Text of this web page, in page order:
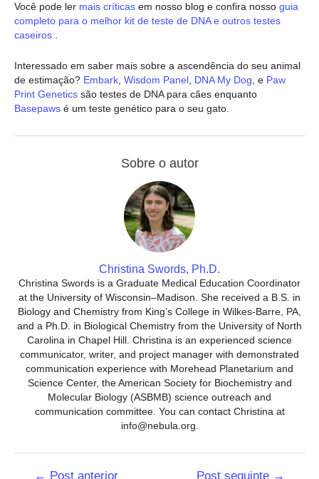
Você pode ler mais críticas em nosso blog e confira nosso guia
completo para o melhor kit de teste de DNA e outros testes
caseiros .
Interessado em saber mais sobre a ascendência do seu animal
de estimação? Embark Wisdom Panel DNA My Dog , e Paw
Print Genetics são testes de DNA para cães enquanto
Basepaws é um teste genético para o seu gato.
Sobre o autor
Christina Swords, Ph.D.
Christina Swords is a Graduate Medical Education Coordinator
at the University of Wisconsin–Madison. She received a B.S. in
Biology and Chemistry from King’s College in Wilkes-Barre, PA,
and a Ph.D. in Biological Chemistry from the University of North
Carolina in Chapel Hill. Christina is an experienced science
communicator, writer, and project manager with demonstrated
communication experience with Morehead Planetarium and
Science Center, the American Society for Biochemistry and
Molecular Biology (ASBMB) science outreach and
communication committee. You can contact Christina at
info@nebula.org.
Navegação
← Post anterior Post seguinte →